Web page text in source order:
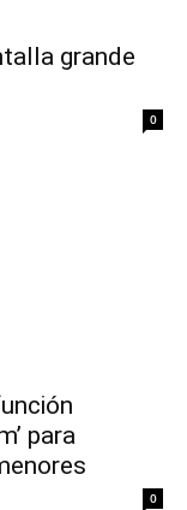
grande
0
para
0